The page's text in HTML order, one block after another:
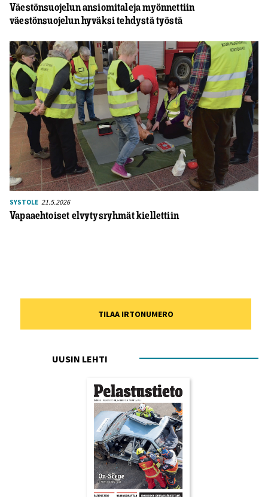
Väestönsuojelun ansiomitaleja myönnettiin
väestönsuojelun hyväksi tehdystä työstä
SYSTOLE 21.5.2026
Vapaaehtoiset elvytysryhmät kiellettiin
TILAA IRTONUMERO
UUSIN LEHTI